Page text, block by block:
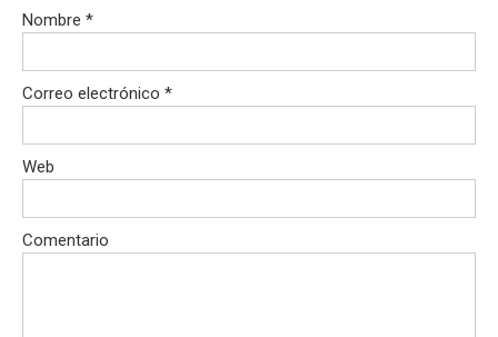
Nombre *
Correo electrónico *
Web
Comentario